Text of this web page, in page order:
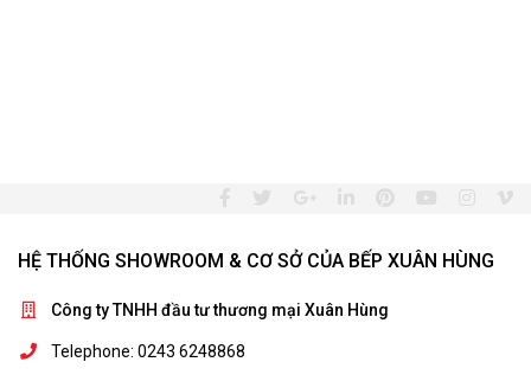
HỆ THỐNG SHOWROOM & CƠ SỞ CỦA BẾP XUÂN HÙNG
Công ty TNHH đầu tư thương mại Xuân Hùng
Telephone: 0243 6248868